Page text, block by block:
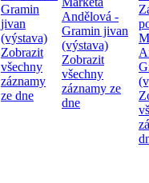
Gramin
jivan
(výstava)
Zobrazit
všechny
záznamy
ze dne
Andělová -
Gramin jivan
(výstava)
Zobrazit
všechny
záznamy ze
dne